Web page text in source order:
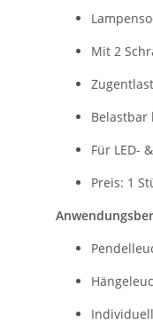
Mit 2
Belastbar
Für LED-
Preis: 1